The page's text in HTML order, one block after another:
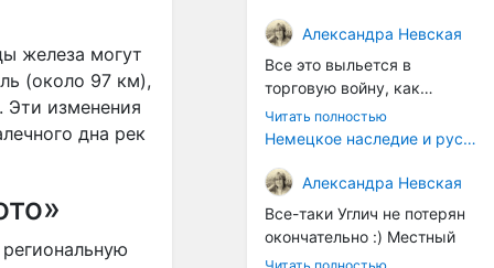
железа могут
(около 97 км),
Эти изменения
дна рек
Александра Невская
Все это выльется в
торговую войну, как
печально известная война
за Адыгейский сыр. Собаки
Когда региональный
продукт начнут делать
многие мастера региона, а
не единицы энтузиастов,
Читать полностью
Немецкое наследие и русский характер: история колбасного дела в Российской империи
Александра Невская
Все-таки Углич не потерян
окончательно :) Местный
институт сыроделия